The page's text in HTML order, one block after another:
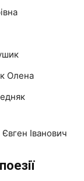
Олена
Іванович